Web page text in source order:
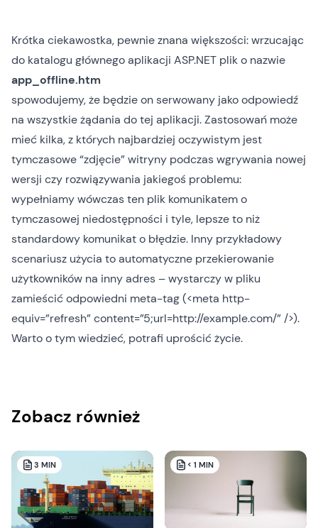
Krótka ciekawostka, pewnie znana większości: wrzucając
do katalogu głównego aplikacji ASP.NET plik o nazwie
app_offline.htm
spowodujemy, że będzie on serwowany jako odpowiedź
na wszystkie żądania do tej aplikacji. Zastosowań może
mieć kilka, z których najbardziej oczywistym jest
tymczasowe “zdjęcie” witryny podczas wgrywania nowej
wersji czy rozwiązywania jakiegoś problemu:
wypełniamy wówczas ten plik komunikatem o
tymczasowej niedostępności i tyle, lepsze to niż
standardowy komunikat o błędzie. Inny przykładowy
scenariusz użycia to automatyczne przekierowanie
użytkowników na inny adres – wystarczy w pliku
zamieścić odpowiedni meta-tag(<meta http-
equiv=”refresh” content=”5;url=http://example.com/” />).
Warto o tym wiedzieć, potrafi uprościć życie.
Zobacz również
3 MIN < 1 MIN